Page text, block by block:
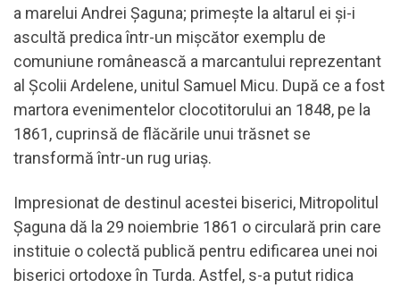
a marelui Andrei Șaguna; primește la altarul ei și-i
ascultă predica într-un mișcător exemplu de
comuniune românească a marcantului reprezentant
al Școlii Ardelene, unitul Samuel Micu. După ce a fost
martora evenimentelor clocotitorului an 1848, pe la
1861, cuprinsă de flăcările unui trăsnet se
transformă într-un rug uriaș.
Impresionat de destinul acestei biserici, Mitropolitul
Șaguna dă la 29 noiembrie 1861 o circulară prin care
instituie o colectă publică pentru edificarea unei noi
biserici ortodoxe în Turda. Astfel, s-a putut ridica